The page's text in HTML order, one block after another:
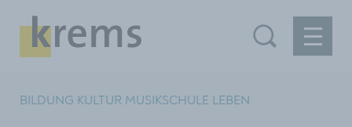
BILDUNG KULTUR MUSIKSCHULE LEBEN